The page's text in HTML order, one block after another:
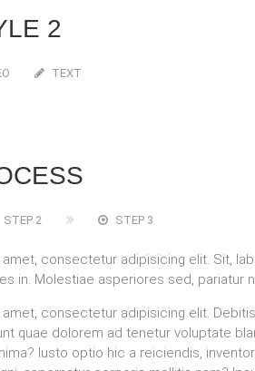
2
TEXT
STEP 2 STEP 3
consectetur adipisicing elit. Sit,
in. Molestiae asperiores sed, pariatur
consectetur adipisicing elit.
quae dolorem ad tenetur voluptate
Iusto optio hic a reiciendis,